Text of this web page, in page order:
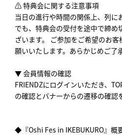
⚠️ 特典会に関する注意事項
当日の進行や時間の関係上、列
でも、特典会の受付を途中で締め
ざいます。 ご参加をご希望のお
願いいたします。あらかじめご了
▼ 会員情報の確認
FRIENDZにログインいただき、
の確認とバナーからの遷移の確認
◆『Oshi Fes in IKEBUKURO』概